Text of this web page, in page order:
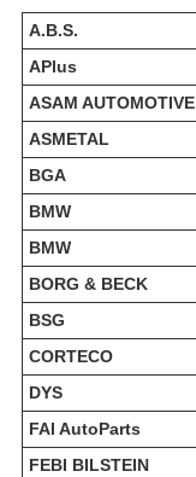
A.B.S.
APlus
ASAM AUTOMOTIVE
ASMETAL
BGA
BMW
BMW
BORG & BECK
BSG
CORTECO
DYS
FAI AutoParts
FEBI BILSTEIN